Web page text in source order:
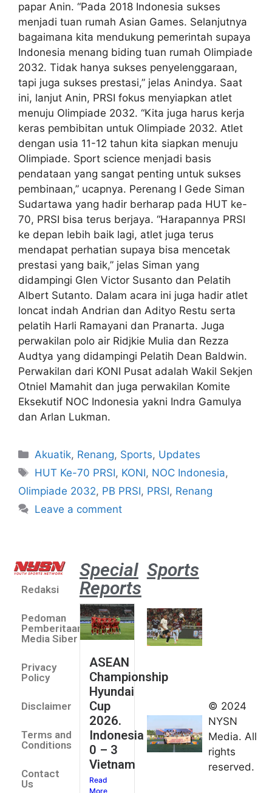
papar Anin. “Pada 2018 Indonesia sukses
menjadi tuan rumah Asian Games. Selanjutnya
bagaimana kita mendukung pemerintah supaya
Indonesia menang biding tuan rumah Olimpiade
2032. Tidak hanya sukses penyelenggaraan,
tapi juga sukses prestasi,” jelas Anindya. Saat
ini, lanjut Anin, PRSI fokus menyiapkan atlet
menuju Olimpiade 2032. “Kita juga harus kerja
keras pembibitan untuk Olimpiade 2032. Atlet
dengan usia 11-12 tahun kita siapkan menuju
Olimpiade. Sport science menjadi basis
pendataan yang sangat penting untuk sukses
pembinaan,” ucapnya. Perenang I Gede Siman
Sudartawa yang hadir berharap pada HUT ke-
70, PRSI bisa terus berjaya. “Harapannya PRSI
ke depan lebih baik lagi, atlet juga terus
mendapat perhatian supaya bisa mencetak
prestasi yang baik,” jelas Siman yang
didampingi Glen Victor Susanto dan Pelatih
Albert Sutanto. Dalam acara ini juga hadir atlet
loncat indah Andrian dan Adityo Restu serta
pelatih Harli Ramayani dan Pranarta. Juga
perwakilan polo air Ridjkie Mulia dan Rezza
Audtya yang didampingi Pelatih Dean Baldwin.
Perwakilan dari KONI Pusat adalah Wakil Sekjen
Otniel Mamahit dan juga perwakilan Komite
Eksekutif NOC Indonesia yakni Indra Gamulya
dan Arlan Lukman.
Akuatik, Renang, Sports, Updates
HUT Ke-70 PRSI, KONI, NOC Indonesia,
Olimpiade 2032, PB PRSI, PRSI, Renang
Leave a comment
Redaksi
Pedoman
Pemberitaan
Media Siber
Privacy
Policy
Disclaimer
Terms and
Conditions
Contact
Us
Special
Reports
ASEAN
Championship
Hyundai
Cup
2026.
Indonesia
0 – 3
Vietnam
Read
More
Sports
umum
Kejurnas
Panahan
Junior di
Kudus
© 2024
NYSN
Media. All
rights
reserved.